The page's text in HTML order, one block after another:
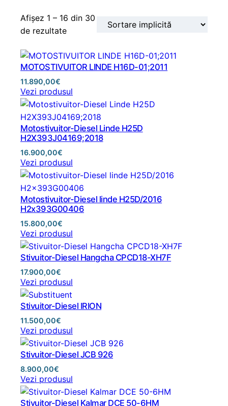
e
Afișez 1 – 16 din 30
de rezultate
MOTOSTIVUITOR LINDE H16D-01;2011
11.890,00€
Vezi produsul
Motostivuitor-Diesel Linde H25D
H2X393J04169;2018
16.900,00€
Vezi produsul
Motostivuitor-Diesel linde H25D/2016
H2x393G00406
15.800,00€
Vezi produsul
Stivuitor-Diesel Hangcha CPCD18-XH7F
17.900,00€
Vezi produsul
Stivuitor-Diesel IRION
11.500,00€
Vezi produsul
Stivuitor-Diesel JCB 926
8.900,00€
Vezi produsul
Stivuitor-Diesel Kalmar DCE 50-6HM